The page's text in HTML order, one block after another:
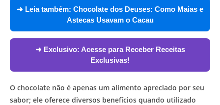
➜ Leia também: Chocolate dos Deuses: Como Maias e
Astecas Usavam o Cacau
➜ Exclusivo: Acesse para Receber Receitas
Exclusivas!
O chocolate não é apenas um alimento apreciado por seu
sabor; ele oferece diversos benefícios quando utilizado